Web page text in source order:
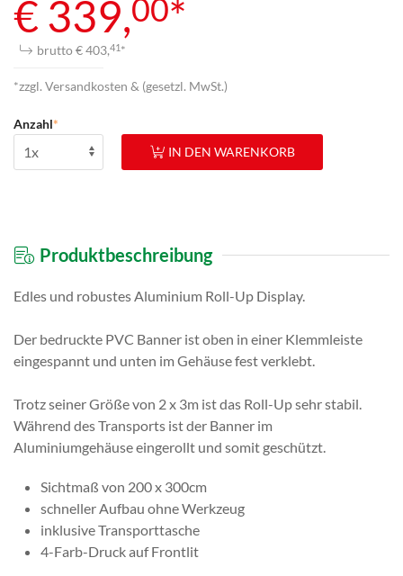
€ 339,00*
brutto € 403,41*
*zzgl. Versandkosten & (gesetzl. MwSt.)
Anzahl*
IN DEN WARENKORB
Produktbeschreibung
Edles und robustes Aluminium Roll-Up Display.
Der bedruckte PVC Banner ist oben in einer Klemmleiste
eingespannt und unten im Gehäuse fest verklebt.
Trotz seiner Größe von 2 x 3m ist das Roll-Up sehr stabil.
Während des Transports ist der Banner im
Aluminiumgehäuse eingerollt und somit geschützt.
Sichtmaß von 200 x 300cm
schneller Aufbau ohne Werkzeug
inklusive Transporttasche
4-Farb-Druck auf Frontlit